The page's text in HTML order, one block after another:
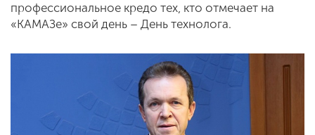
профессиональное кредо тех, кто отмечает на
«КАМАЗе» свой день – День технолога.